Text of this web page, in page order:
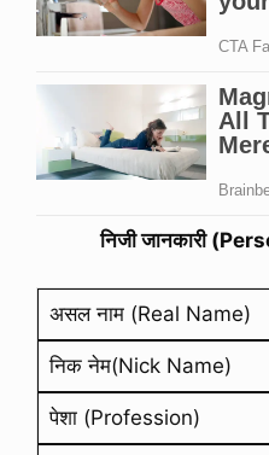
निजी जानकारी
असल नाम (Real Name)
निक नेम(Nick Name)
पेशा (Profession)